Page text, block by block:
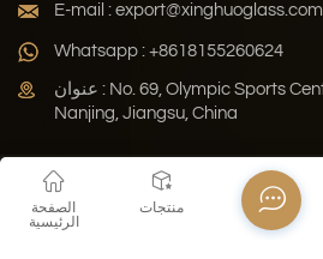
E-mail : export@xinghuoglass.com
Whatsapp : +8618155260624
عنوان : No. 69, Olympic Sports Center Street, Jianye District,
Nanjing, Jiangsu, China
Xml المدونة
خريطة الموقع
حقوق النشر © 2026 Jiangsu Xinghuo Technology Co., Ltd. جميع
الصفحة
الرئيسية
منتجات